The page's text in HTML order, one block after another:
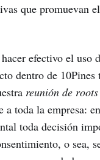
que promuevan
efectivo el uso
dentro de 10Pines
reunión de roots
a toda la empresa:
toda decisión
o sea,